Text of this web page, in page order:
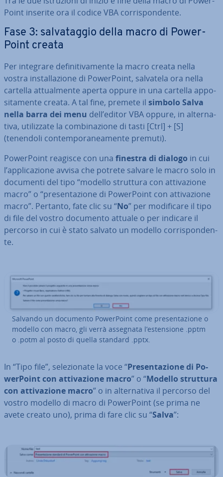
Point inserite ora il codice VBA cor­ri­spon­den­te.
Fase 3: sal­va­tag­gio della macro di Po­wer­
Point creata
Per integrare de­fi­ni­ti­va­men­te la macro creata nella
vostra in­stal­la­zio­ne di Po­wer­Point, salvatela ora nella
cartella at­tual­men­te aperta oppure in una cartella ap­po­
si­ta­men­te creata. A tal fine, premete il simbolo Salva
nella barra dei menu dell’editor VBA oppure, in al­ter­na­
ti­va, uti­liz­za­te la com­bi­na­zio­ne di tasti [Ctrl] + [S]
(tenendoli con­tem­po­ra­nea­men­te premuti).
Po­wer­Point reagisce con una finestra di dialogo in cui
l’ap­pli­ca­zio­ne avvisa che potrete salvare le macro solo in
documenti del tipo “modello struttura con at­ti­va­zio­ne
macro” o “pre­sen­ta­zio­ne di Po­wer­Point con at­ti­va­zio­ne
macro”. Pertanto, fate clic su “No” per mo­di­fi­ca­re il tipo
di file del vostro documento attuale o per indicare il
percorso in cui è stato salvato un modello cor­ri­spon­den­
te.
Salvando un documento Po­wer­Point come pre­sen­ta­zio­ne o
modello con macro, gli verrà assegnata l’esten­sio­ne .pptm
o .potm al posto di quella standard .pptx.
In “Tipo file”, se­le­zio­na­te la voce “Pre­sen­ta­zio­ne di Po­
wer­Point con at­ti­va­zio­ne macro” o “Modello struttura
con at­ti­va­zio­ne macro” o in al­ter­na­ti­va il percorso del
vostro modello di macro di Po­wer­Point (se prima ne
avete creato uno), prima di fare clic su “Salva”: